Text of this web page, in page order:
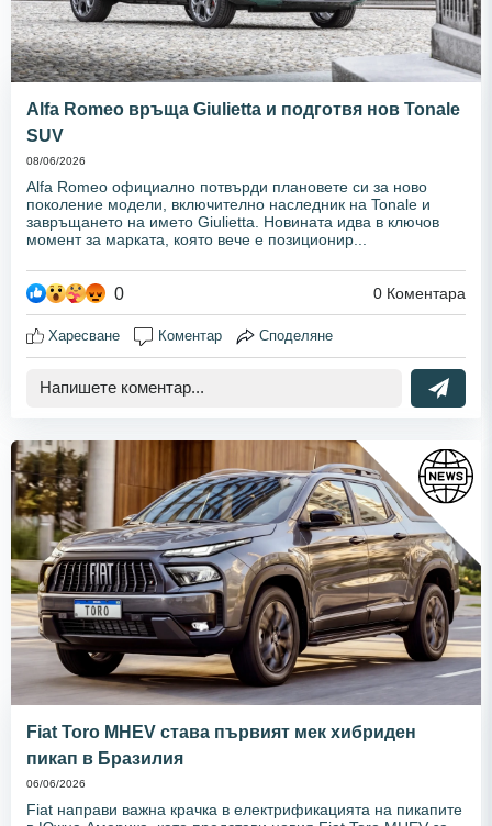
Alfa Romeo връща Giulietta и подготвя нов Tonale
SUV
08/06/2026
Alfa Romeo официално потвърди плановете си за ново
поколение модели, включително наследник на Tonale и
завръщането на името Giulietta. Новината идва в ключов
момент за марката, която вече е позиционир...
0 0 Коментара
Харесване Коментар Споделяне
Fiat Toro MHEV става първият мек хибриден
пикап в Бразилия
06/06/2026
Fiat направи важна крачка в електрификацията на пикапите